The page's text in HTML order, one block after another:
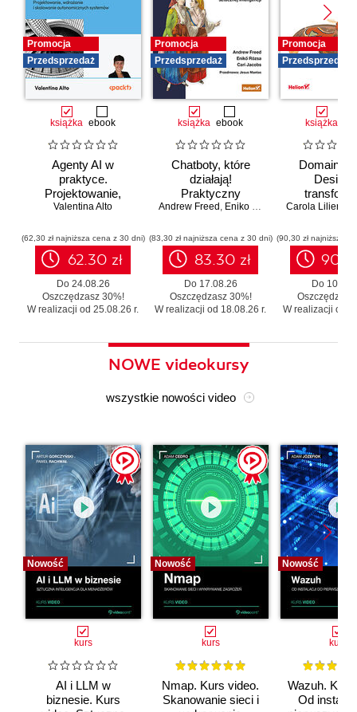
Promocja
Przedsprzedaż
książka ebook
Agenty AI w
praktyce.
Projektowanie,
wdrażanie i
autonomicznych
systemów
Valentina Alto
(62,30 zł najniższa cena z 30 dni)
62.30 zł
Do 24.08.26
Oszczędzasz 30%!
W realizacji od 25.08.26 r.
Promocja
Przedsprzedaż
książka ebook
Chatboty, które
działają!
Praktyczny
przewodnik po
sztucznej
inteligencji
Andrew Freed , Eniko Rozsa Cari Jacobs
(83,30 zł najniższa cena z 30 dni)
83.30 zł
Do 17.08.26
Oszczędzasz 30%!
W realizacji od 18.08.26 r.
Promocja
Przedsprzedaż
książka
Domain-
Design
legacy
zbędnego
Carola Lilienthal
(90,30 zł najniższa
Do
Oszczędzasz
W realizacji od
NOWE videokursy
wszystkie nowości video
Nowość
kurs
AI i LLM w
biznesie. Kurs
Nowość
kurs
Nmap. Kurs video.
Skanowanie sieci i
Nowość
kurs
Wazuh. Kurs
Od